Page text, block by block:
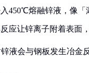
入450℃熔融锌液，像「
反应让锌离子附着表面
液会与钢板发生冶金